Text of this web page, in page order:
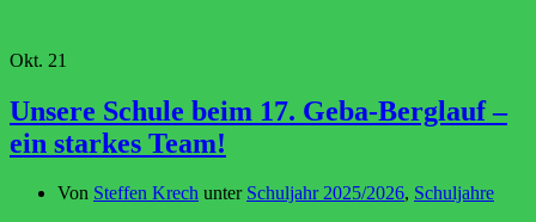
Okt. 21
Unsere Schule beim 17. Geba-Berglauf –
ein starkes Team!
Von Steffen Krech unter Schuljahr 2025/2026, Schuljahre